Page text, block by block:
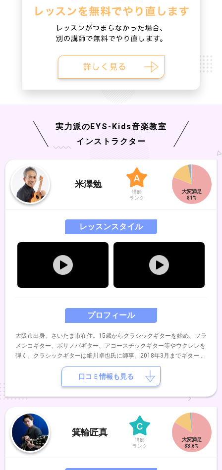
実力派の EYS-Kids音楽教室
インストラクター
米澤勉
講師
ランク
プロフィール
大阪市出身、さいたま市在住。15歳からクラシックギターを始め、フラ
メンコギター、ボサノバギター、アコースチックギター等やウクレレを
弾く。クラシックギターは細川卓也氏に師事。2018年3月までギターア
ンサンブル・ベヒラインの代表を7年間務め、大阪を中心にギターソロ
や重奏、合奏の音楽活動を行ってきたが、2018年4月より活動を関東に
移した。【コンクール実績】第23回ギター音楽大賞第3位第19回スペイ
ンギターコンクール第6位第11回日本ギターアンサンブルフェスティバ
ィバル重奏の部金賞、合奏の部銀賞
レッスンスタイル
口コミ情報も見る
箕輪匠真
講師
ランク